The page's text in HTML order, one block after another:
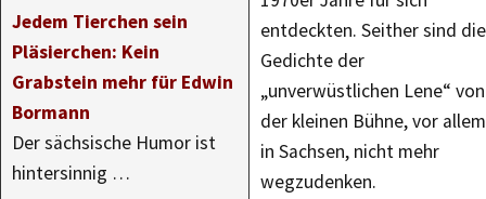
Jedem Tierchen sein
Pläsierchen: Kein
Grabstein mehr für Edwin
Bormann
Der sächsische Humor ist
hintersinnig …
entdeckten. Seither sind die
Gedichte der
„unverwüstlichen Lene“ von
der kleinen Bühne, vor allem
in Sachsen, nicht mehr
wegzudenken.